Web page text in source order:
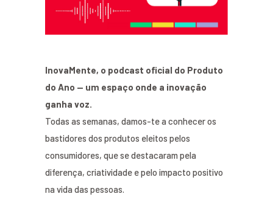
InovaMente, o podcast oficial do Produto
do Ano — um espaço onde a inovação
ganha voz.
Todas as semanas, damos-te a conhecer os
bastidores dos produtos eleitos pelos
consumidores, que se destacaram pela
diferença, criatividade e pelo impacto positivo
na vida das pessoas.